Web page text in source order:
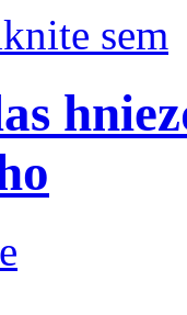
sem